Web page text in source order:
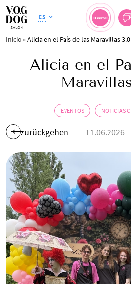
ES RESERVAR
Inicio »Alicia en el País de las Maravillas 3.0
Alicia en el
EVENTOS NOTICIAS
zurückgehen 11.06.2026